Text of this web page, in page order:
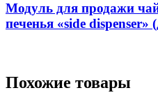
Модуль для продажи
печенья «side dispenser»
Похожие товары